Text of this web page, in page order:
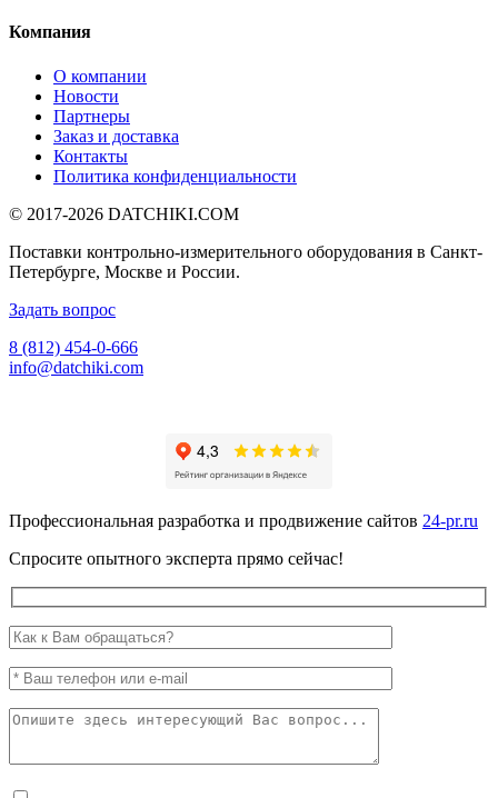
Компания
О компании
Новости
Партнеры
Заказ и доставка
Контакты
Политика конфиденциальности
© 2017-2026 DATCHIKI.COM
Поставки контрольно-измерительного оборудования в Санкт-
Петербурге, Москве и России.
Задать вопрос
8 (812) 454-0-666
info@datchiki.com
Профессиональная разработка и продвижение сайтов 24-pr.ru
Спросите опытного эксперта прямо сейчас!